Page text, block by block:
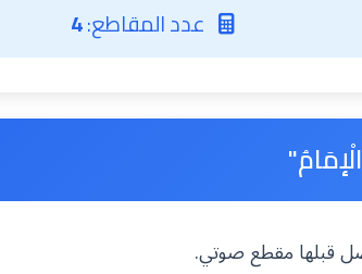
عدد المقاطع:4
قبلها مقطع صوتي.